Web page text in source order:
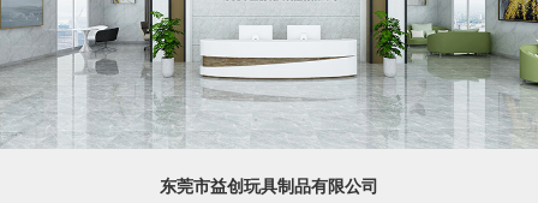
东莞市益创玩具制品有限公司